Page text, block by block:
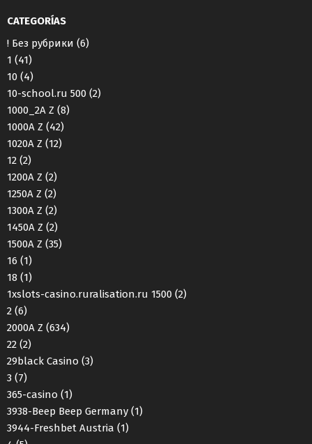
CATEGORÍAS
! Без рубрики (6)
1 (41)
10 (4)
10-school.ru 500 (2)
1000_2A Z (8)
1000A Z (42)
1020A Z (12)
12 (2)
1200A Z (2)
1250A Z (2)
1300A Z (2)
1450A Z (2)
1500A Z (35)
16 (1)
18 (1)
1xslots-casino.ruralisation.ru 1500 (2)
2 (6)
2000A Z (634)
22 (2)
29black Casino (3)
3 (7)
365-casino (1)
3938-Beep Beep Germany (1)
3944-Freshbet Austria (1)